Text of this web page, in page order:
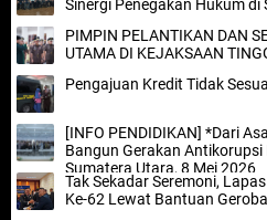
Sinergi Penegakan Hukum di
PIMPIN PELANTIKAN DAN
UTAMA DI KEJAKSAAN
Pengajuan Kredit Tidak
[INFO PENDIDIKAN] *Dari
Bangun Gerakan
Sumatera Utara, 8 Mei 2026
Tak Sekadar Seremoni,
Ke-62 Lewat Bantuan